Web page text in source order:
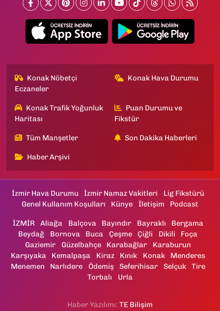
Konak Nöbetçi
Eczaneler
Konak Hava Durumu
Konak Trafik Yoğunluk
Haritası
Puan Durumu ve
Fikstür
Tüm Manşetler Son Dakika Haberleri
Haber Arşivi
İzmir Hava Durumu İzmir Namaz Vakitleri
Lig Fikstürü
Genel Kullanım Koşulları
Künye İletişim Podcast
İZMİR Aliağa Balçova Bayındır Bayraklı
Bergama
Beydağ
Bornova Buca Çeşme Çiğli Dikili
Foça
Gaziemir
Güzelbahçe Karabağlar
Karaburun
Karşıyaka
Kemalpaşa Kiraz Kınık Konak
Menderes
Menemen
Narlıdere Ödemiş Seferihisar Selçuk
Tire
Torbalı
Urla
Haber Yazılımı: TE Bilişim